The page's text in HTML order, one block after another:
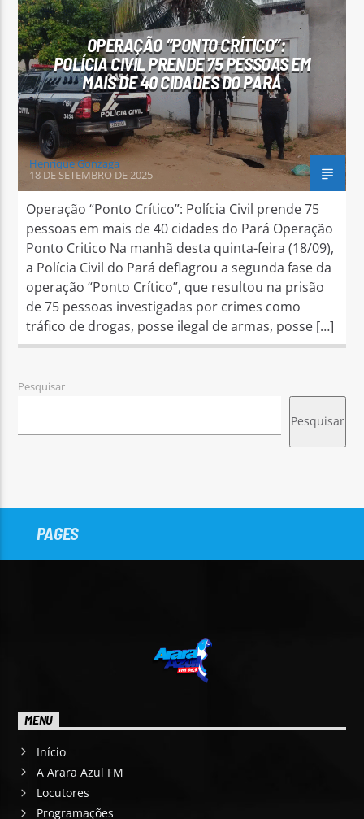
Arara Azul FM
OPERAÇÃO “PONTO CRÍTICO”:
POLÍCIA CIVIL PRENDE 75 PESSOAS EM
MAIS DE 40 CIDADES DO PARÁ
Henrique Gonzaga
18 DE SETEMBRO DE 2025
Operação “Ponto Crítico”: Polícia Civil prende 75
pessoas em mais de 40 cidades do Pará Operação
Ponto Critico Na manhã desta quinta-feira (18/09),
a Polícia Civil do Pará deflagrou a segunda fase da
operação “Ponto Crítico”, que resultou na prisão
de 75 pessoas investigadas por crimes como
tráfico de drogas, posse ilegal de armas, posse […]
Pesquisar
Pesquisar
PAGES
MENU
Início
A Arara Azul FM
Locutores
Programações